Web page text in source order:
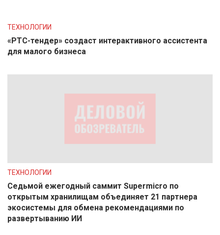
ТЕХНОЛОГИИ
«РТС-тендер» создаст интерактивного ассистента
для малого бизнеса
ТЕХНОЛОГИИ
Седьмой ежегодный саммит Supermicro по
открытым хранилищам объединяет 21 партнера
экосистемы для обмена рекомендациями по
развертыванию ИИ